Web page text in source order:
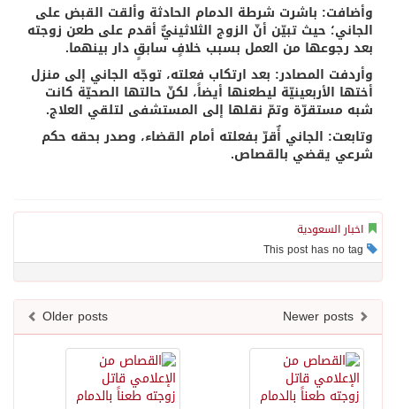
وأضافت: باشرت شرطة الدمام الحادثة وألقت القبض على
الجاني؛ حيث تبيّن أنّ الزوج الثلاثينيٌّ أقدم على طعن زوجته
بعد رجوعها من العمل بسبب خلافٍ سابقٍ دار بينهما.
وأردفت المصادر: بعد ارتكاب فعلته، توجّه الجاني إلى منزل
أختها الأربعينيّة ليطعنها أيضاً، لكنّ حالتها الصحيّة كانت
شبه مستقرّة وتمّ نقلها إلى المستشفى لتلقي العلاج.
وتابعت: الجاني أٌقرّ بفعلته أمام القضاء، وصدر بحقه حكم
شرعي يقضي بالقصاص.
اخبار السعودية
Older posts